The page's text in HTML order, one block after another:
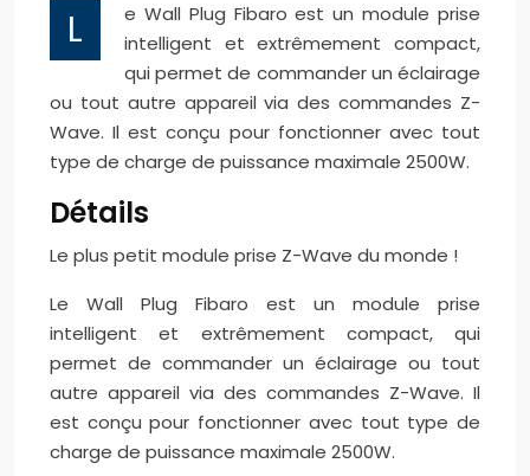
L
e Wall Plug Fibaro est un module prise
intelligent et extrêmement compact,
qui permet de commander un éclairage
ou tout autre appareil via des commandes Z-
Wave. Il est conçu pour fonctionner avec tout
type de charge de puissance maximale 2500W.
Détails
Le plus petit module prise Z-Wave du monde !
Le Wall Plug Fibaro est un module prise
intelligent et extrêmement compact, qui
permet de commander un éclairage ou tout
autre appareil via des commandes Z-Wave. Il
est conçu pour fonctionner avec tout type de
charge de puissance maximale 2500W.